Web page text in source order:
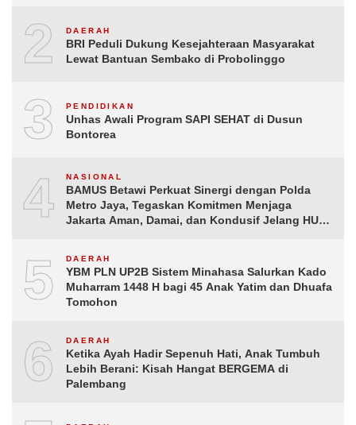
2 DAERAH
BRI Peduli Dukung Kesejahteraan Masyarakat
Lewat Bantuan Sembako di Probolinggo
3 PENDIDIKAN
Unhas Awali Program SAPI SEHAT di Dusun
Bontorea
4 NASIONAL
BAMUS Betawi Perkuat Sinergi dengan Polda
Metro Jaya, Tegaskan Komitmen Menjaga
Jakarta Aman, Damai, dan Kondusif Jelang HUT
5 DAERAH
YBM PLN UP2B Sistem Minahasa Salurkan Kado
Muharram 1448 H bagi 45 Anak Yatim dan Dhuafa
Tomohon
6 DAERAH
Ketika Ayah Hadir Sepenuh Hati, Anak Tumbuh
Lebih Berani: Kisah Hangat BERGEMA di
Palembang